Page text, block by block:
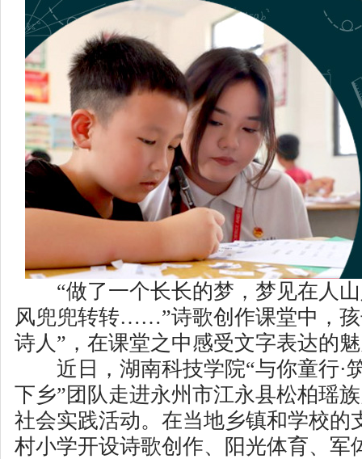
“做了一个长长的梦，梦见在人山
风兜兜转转……”诗歌创作课堂中，
诗人”，在课堂之中感受文字表达的
近日，湖南科技学院“与你童行·
下乡”团队走进永州市江永县松柏瑶
社会实践活动。在当地乡镇和学校的
村小学开设诗歌创作、阳光体育、军